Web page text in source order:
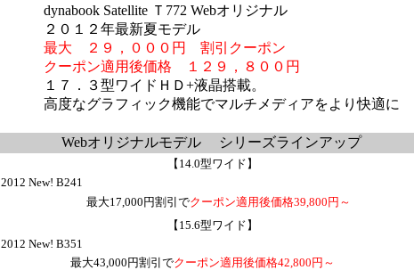
dynabook Satellite Ｔ772 Webオリジナル
２０１２年最新夏モデル
最大 ２９，０００円 割引クーポン
クーポン適用後価格 １２９，８００円
１７．３型ワイドＨＤ+液晶搭載。
高度なグラフィック機能でマルチメディアをより快適に
Webオリジナルモデル シリーズラインアップ
【14.0型ワイド】
2012 New! B241
最大17,000円割引でクーポン適用後価格39,800円～
【15.6型ワイド】
2012 New! B351
最大43,000円割引でクーポン適用後価格42,800円～